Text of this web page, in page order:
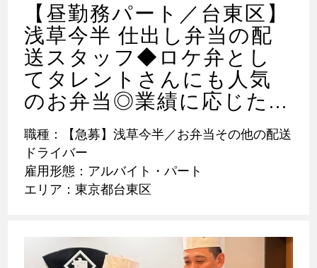
【昼勤務パート／台東区】
浅草今半 仕出し弁当の配
送スタッフ◆ロケ弁とし
てタレントさんにも人気
のお弁当◎業績に応じた...
職種：【急募】浅草今半／お弁当その他の配送
ドライバー
雇用形態：アルバイト・パート
エリア：東京都台東区